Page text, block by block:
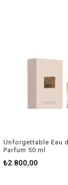
Unforgettable Eau
Parfum 50 ml
₺2.800,00